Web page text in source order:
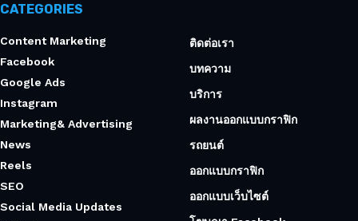
CATEGORIES
Content Marketing
Facebook
Google Ads
Instagram
Marketing& Advertising
News
Reels
SEO
Social Media Updates
ติดต่อเรา
บทความ
บริการ
ผลงานออกแบบกราฟิก
รถยนต์
ออกแบบกราฟิก
ออกแบบเว็บไซต์